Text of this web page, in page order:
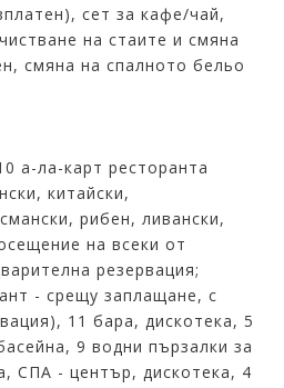
сет за кафе/чай,
на стаите и смяна
смяна на спалното бельо
а-ла-карт ресторанта
китайски,
рибен, ливански,
на всеки от
резервация;
- срещу заплащане, с
11 бара, дискотека, 5
9 водни пързалки за
СПА - център, дискотека, 4